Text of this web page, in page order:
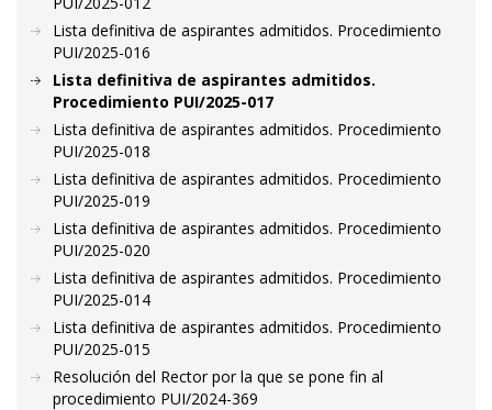
Lista definitiva de aspirantes admitidos. Procedimiento
PUI/2025-016
Lista definitiva de aspirantes admitidos.
Procedimiento PUI/2025-017
Lista definitiva de aspirantes admitidos. Procedimiento
PUI/2025-018
Lista definitiva de aspirantes admitidos. Procedimiento
PUI/2025-019
Lista definitiva de aspirantes admitidos. Procedimiento
PUI/2025-020
Lista definitiva de aspirantes admitidos. Procedimiento
PUI/2025-014
Lista definitiva de aspirantes admitidos. Procedimiento
PUI/2025-015
Resolución del Rector por la que se pone fin al
procedimiento PUI/2024-369